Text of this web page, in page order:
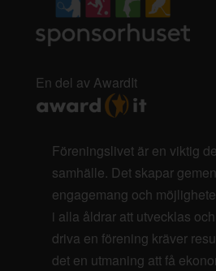
En del av AwardIt
Föreningslivet är en viktig
samhälle. Det skapar
engagemang och
i alla åldrar att utvecklas
driva en förening kräver
det en utmaning att få